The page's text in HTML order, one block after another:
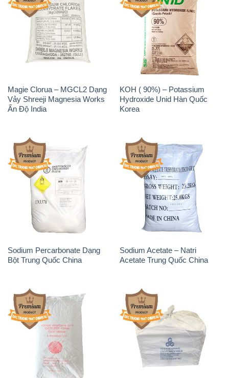
Magie Clorua – MGCL2 Dạng
Vảy Shreeji Magnesia Works
Ấn Độ India
KOH ( 90%) – Potassium
Hydroxide Unid Hàn Quốc
Korea
Sodium Percarbonate Dạng
Bột Trung Quốc China
Sodium Acetate – Natri
Acetate Trung Quốc China